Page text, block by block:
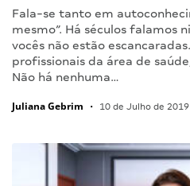
Fala-se tanto em
mesmo”. Há séculos falamos
vocês não estão
profissionais da área de
Não há nenhuma…
Juliana Gebrim • 10 de Julho de 2019